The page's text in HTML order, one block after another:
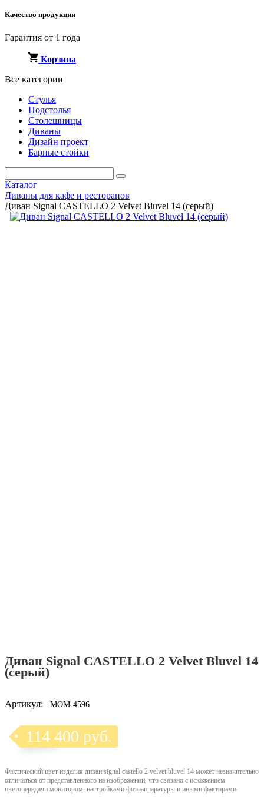
Качество продукции
Гарантия от 1 года
Корзина
Все категории
Стулья
Подстолья
Столешницы
Диваны
Дизайн проект
Барные стойки
Каталог
Диваны для кафе и ресторанов
Диван Signal CASTELLO 2 Velvet Bluvel 14 (серый)
Диван Signal CASTELLO 2 Velvet Bluvel 14
(серый)
Артикул: MOM-4596
114 400 руб.
Фактический цвет изделия диван signal castello 2 velvet bluvel 14 может незначительно
отличаться от представленного на изображении, что связано с искажением
цветопередачи монитором, настройками фотоаппаратуры и иными факторами.